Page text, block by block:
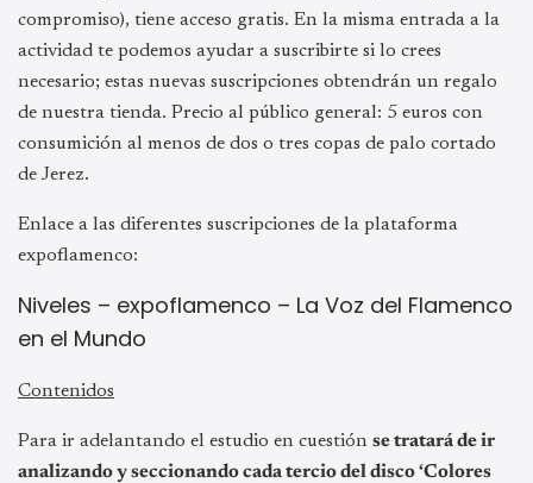
compromiso), tiene acceso gratis. En la misma entrada a la
actividad te podemos ayudar a suscribirte si lo crees
necesario; estas nuevas suscripciones obtendrán un regalo
de nuestra tienda. Precio al público general: 5 euros con
consumición al menos de dos o tres copas de palo cortado
de Jerez.
Enlace a las diferentes suscripciones de la plataforma
expoflamenco:
Niveles – expoflamenco – La Voz del Flamenco
en el Mundo
Contenidos
Para ir adelantando el estudio en cuestión se tratará de ir
analizando y seccionando cada tercio del disco ‘Colores